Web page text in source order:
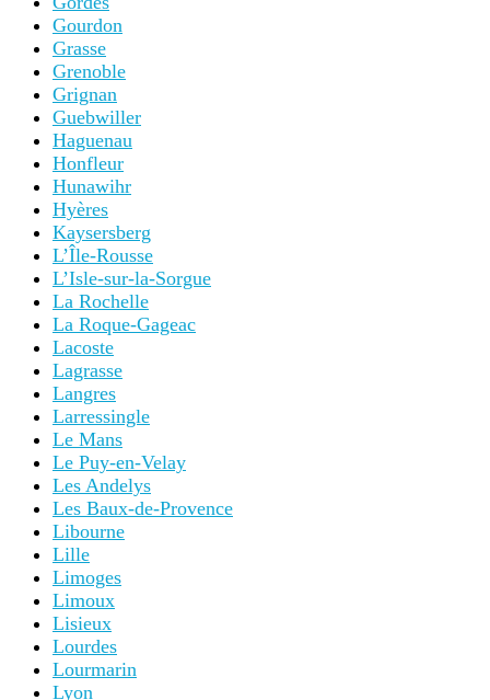
Gourdon
Grasse
Grenoble
Grignan
Guebwiller
Haguenau
Honfleur
Hunawihr
Hyères
Kaysersberg
L’Île-Rousse
L’Isle-sur-la-Sorgue
La Rochelle
La Roque-Gageac
Lacoste
Lagrasse
Langres
Larressingle
Le Mans
Le Puy-en-Velay
Les Andelys
Les Baux-de-Provence
Libourne
Lille
Limoges
Limoux
Lisieux
Lourdes
Lourmarin
Lyon